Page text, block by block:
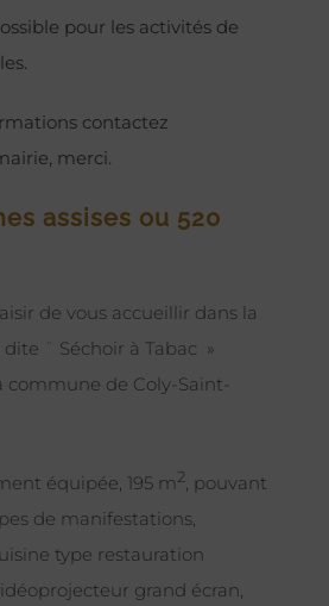
pour les activités de
contactez
merci.
assises ou 520
de vous accueillir dans la
¨ Séchoir à Tabac »
de Coly-Saint-
équipée, 195 m2, pouvant
de manifestations,
type restauration
grand écran,